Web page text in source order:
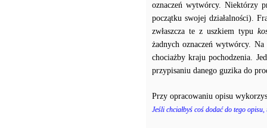
oznaczeń wytwórcy. Niektórzy
początku swojej działalności).
zwłaszcza te z uszkiem typu
żadnych oznaczeń wytwórcy.
chociażby kraju pochodzenia.
przypisaniu danego guzika do
Przy opracowaniu opisu
Jeśli chciałbyś coś dodać do tego